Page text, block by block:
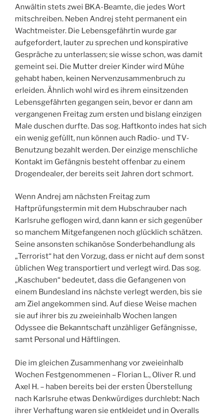
Anwältin stets zwei BKA-Beamte, die jedes Wort
mitschreiben. Neben Andrej steht permanent ein
Wachtmeister. Die Lebensgefährtin wurde gar
aufgefordert, lauter zu sprechen und konspirative
Gespräche zu unterlassen; sie wisse schon, was damit
gemeint sei. Die Mutter dreier Kinder wird Mühe
gehabt haben, keinen Nervenzusammenbruch zu
erleiden. Ähnlich wohl wird es ihrem einsitzenden
Lebensgefährten gegangen sein, bevor er dann am
vergangenen Freitag zum ersten und bislang einzigen
Male duschen durfte. Das sog. Haftkonto indes hat sich
ein wenig gefüllt, nun können auch Radio- und TV-
Benutzung bezahlt werden. Der einzige menschliche
Kontakt im Gefängnis besteht offenbar zu einem
Drogendealer, der bereits seit Jahren dort schmort.
Wenn Andrej am nächsten Freitag zum
Haftprüfungstermin mit dem Hubschrauber nach
Karlsruhe geflogen wird, dann kann er sich gegenüber
so manchem Mitgefangenen noch glücklich schätzen.
Seine ansonsten schikanöse Sonderbehandlung als
„Terrorist“ hat den Vorzug, dass er nicht auf dem sonst
üblichen Weg transportiert und verlegt wird. Das sog.
„Kaschuben“ bedeutet, dass die Gefangenen von
einem Bundesland ins nächste verlegt werden, bis sie
am Ziel angekommen sind. Auf diese Weise machen
sie auf ihrer bis zu zweieinhalb Wochen langen
Odyssee die Bekanntschaft unzähliger Gefängnisse,
samt Personal und Häftlingen.
Die im gleichen Zusammenhang vor zweieinhalb
Wochen Festgenommenen – Florian L., Oliver R. und
Axel H. – haben bereits bei der ersten Überstellung
nach Karlsruhe etwas Denkwürdiges durchlebt: Nach
ihrer Verhaftung waren sie entkleidet und in Overalls